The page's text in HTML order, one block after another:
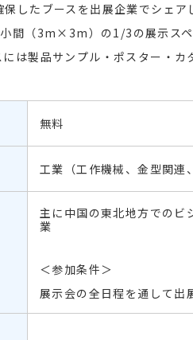
したブースを出展企業でシェア
間（3m×3m）の1/3の展示スペ
は製品サンプル・ポスター・カ
無料
工業（工作機械、金型関連
主に中国の東北地方でのビ
業
＜参加条件＞
展示会の全日程を通して出